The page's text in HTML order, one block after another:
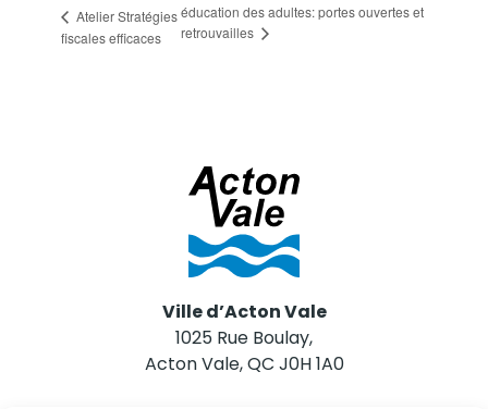
Atelier Stratégies
fiscales efficaces
éducation des adultes: portes ouvertes et
retrouvailles
Ville d’Acton Vale
1025 Rue Boulay,
Acton Vale, QC J0H 1A0